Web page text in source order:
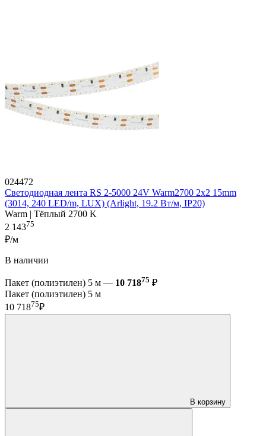
024472
Светодиодная лента RS 2-5000 24V Warm2700 2x2 15mm
(3014, 240 LED/m, LUX) (Arlight, 19.2 Вт/м, IP20)
Warm | Тёплый 2700 K
2 14375
₽/м
В наличии
Пакет (полиэтилен) 5 м — 10 71875 ₽
Пакет (полиэтилен) 5 м
10 71875₽
В корзину